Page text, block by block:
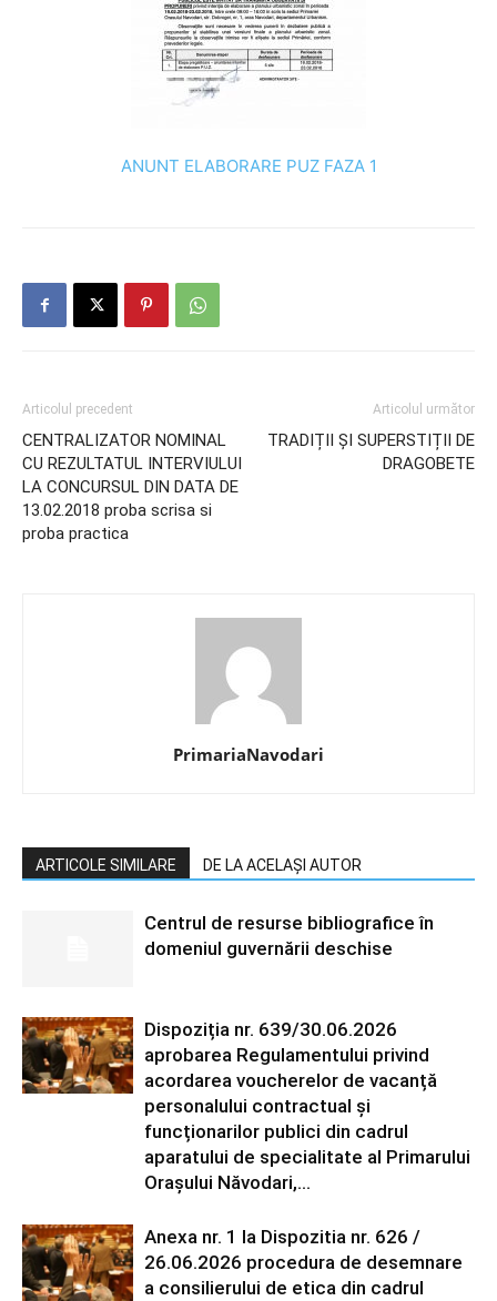
ANUNT ELABORARE PUZ FAZA 1
Articolul precedent
CENTRALIZATOR NOMINAL
CU REZULTATUL INTERVIULUI
LA CONCURSUL DIN DATA DE
13.02.2018 proba scrisa si
proba practica
Articolul următor
TRADIȚII ȘI SUPERSTIȚII DE
DRAGOBETE
PrimariaNavodari
ARTICOLE SIMILARE DE LA ACELAȘI AUTOR
Centrul de resurse bibliografice în
domeniul guvernării deschise
Dispoziția nr. 639/30.06.2026
aprobarea Regulamentului privind
acordarea voucherelor de vacanță
personalului contractual și
funcționarilor publici din cadrul
aparatului de specialitate al Primarului
Orașului Năvodari,...
Anexa nr. 1 la Dispozitia nr. 626 /
26.06.2026 procedura de desemnare
a consilierului de etica din cadrul